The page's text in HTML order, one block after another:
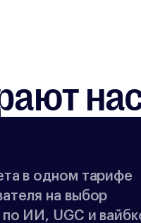
в одном тарифе
на выбор
ИИ, UGC и